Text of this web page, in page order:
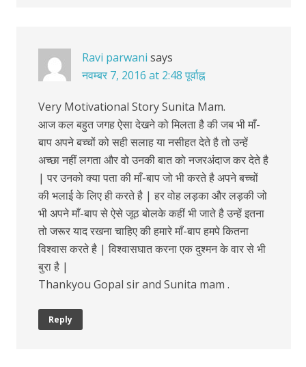
Ravi parwani says
नवम्बर 7, 2016 at 2:48 पूर्वाह्न
Very Motivational Story Sunita Mam.
आज कल बहुत जगह ऐसा देखने को मिलता है की जब भी माँ-
बाप अपने बच्चों को सही सलाह या नसीहत देते है तो उन्हें
अच्छा नहीं लगता और वो उनकी बात को नजरअंदाज कर देते है
| पर उनको क्या पता की माँ-बाप जो भी करते है अपने बच्चों
की भलाई के लिए ही करते है | हर वोह लड़का और लड़की जो
भी अपने माँ-बाप से ऐसे जूठ बोलके कहीं भी जाते है उन्हें इतना
तो जरूर याद रखना चाहिए की हमारे माँ-बाप हमपे कितना
विश्वास करते है | विश्वासघात करना एक दुश्मन के वार से भी
बुरा है |
Thankyou Gopal sir and Sunita mam .
Reply